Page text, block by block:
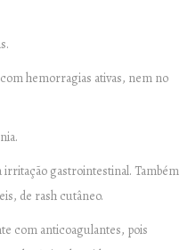
hemorragias ativas, nem no
gastrointestinal. Também
de rash cutâneo.
com anticoagulantes, pois